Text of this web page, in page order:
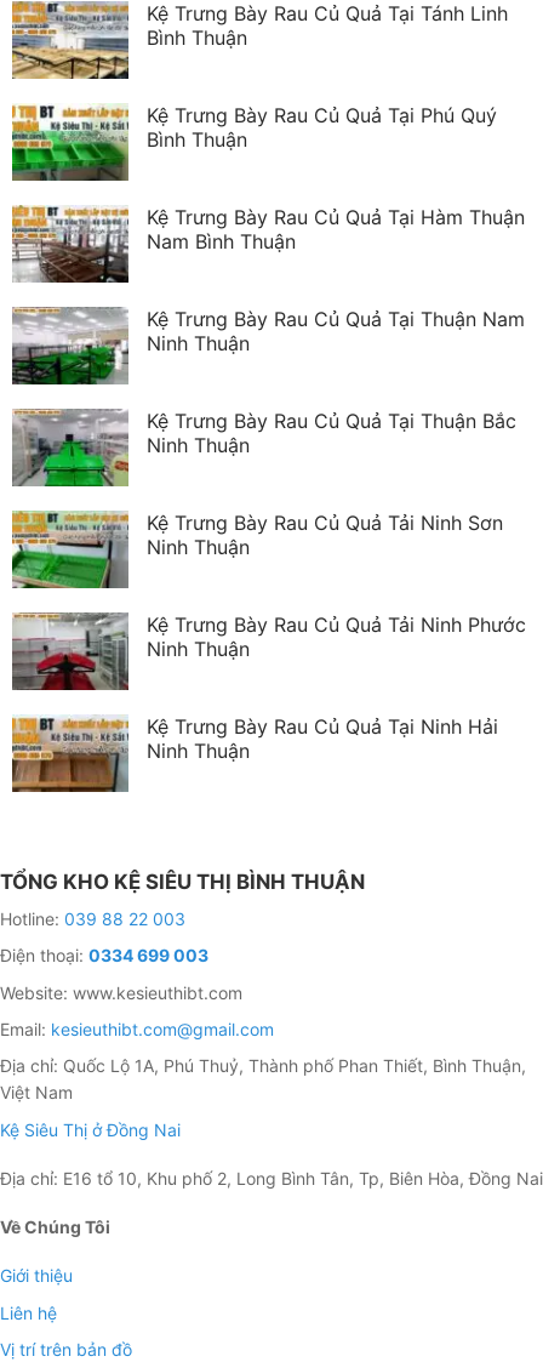
Kệ Trưng Bày Rau Củ Quả Tại Tánh Linh
Bình Thuận
Kệ Trưng Bày Rau Củ Quả Tại Phú Quý
Bình Thuận
Kệ Trưng Bày Rau Củ Quả Tại Hàm Thuận
Nam Bình Thuận
Kệ Trưng Bày Rau Củ Quả Tại Thuận Nam
Ninh Thuận
Kệ Trưng Bày Rau Củ Quả Tại Thuận Bắc
Ninh Thuận
Kệ Trưng Bày Rau Củ Quả Tải Ninh Sơn
Ninh Thuận
Kệ Trưng Bày Rau Củ Quả Tải Ninh Phước
Ninh Thuận
Kệ Trưng Bày Rau Củ Quả Tại Ninh Hải
Ninh Thuận
TỔNG KHO KỆ SIÊU THỊ BÌNH THUẬN
Hotline: 039 88 22 003
Điện thoại: 0334 699 003
Website: www.kesieuthibt.com
Email: kesieuthibt.com@gmail.com
Địa chỉ: Quốc Lộ 1A, Phú Thuỷ, Thành phố Phan Thiết, Bình Thuận,
Việt Nam
Kệ Siêu Thị ở Đồng Nai
Địa chỉ: E16 tổ 10, Khu phố 2, Long Bình Tân, Tp, Biên Hòa, Đồng Nai
Về Chúng Tôi
Giới thiệu
Liên hệ
Vị trí trên bản đồ